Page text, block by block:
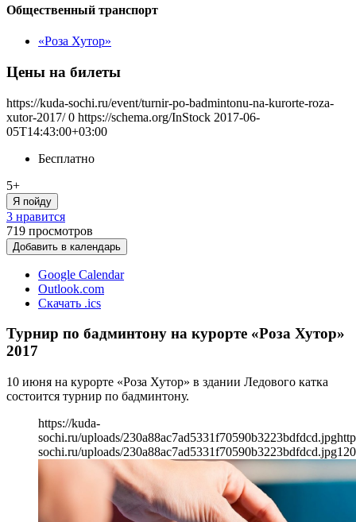
Общественный транспорт
«Роза Хутор»
Цены на билеты
https://kuda-sochi.ru/event/turnir-po-badmintonu-na-kurorte-roza-
xutor-2017/ 0 https://schema.org/InStock 2017-06-
05T14:43:00+03:00
Бесплатно
5+
Я пойду
3 нравится
719 просмотров
Добавить в календарь
Google Calendar
Outlook.com
Скачать .ics
Турнир по бадминтону на курорте «Роза Хутор»
2017
10 июня на курорте «Роза Хутор» в здании Ледового катка
состоится турнир по бадминтону.
https://kuda-
sochi.ru/uploads/230a88ac7ad5331f70590b3223bdfdcd.jpg
sochi.ru/uploads/230a88ac7ad5331f70590b3223bdfdcd.jpg